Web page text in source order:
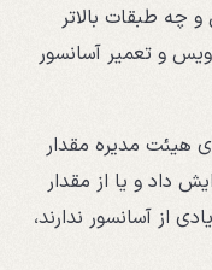
طبقات بالاتر
و تعمیر آسانسور
مدیره مقدار
داد و یا از مقدار
آسانسور ندارند،